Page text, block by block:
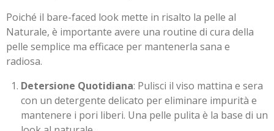
Poiché il bare-faced look mette in risalto la pelle al
Naturale, è importante avere una routine di cura della
pelle semplice ma efficace per mantenerla sana e
radiosa.
Detersione Quotidiana: Pulisci il viso mattina e sera
con un detergente delicato per eliminare impurità e
mantenere i pori liberi. Una pelle pulita è la base di un